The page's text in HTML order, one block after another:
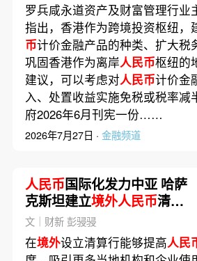
罗兵咸永道资产及财富管理行业
指出，香港作为跨境投资枢纽，
币计价金融产品的种类、扩大税
巩固香港作为离岸人民币枢纽的
建议，可以考虑对人民币计价金
入、处置收益实施免税或税率减
府2026年6月刊宪一份……
2026年7月27日 · 金融频道
人民币国际化发力中亚 哈萨
克斯坦建立境外人民币清算
安排
文｜财新 彭骎骎
在境外设立清算行能够提高人民